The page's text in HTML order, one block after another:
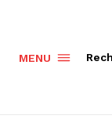
MENU